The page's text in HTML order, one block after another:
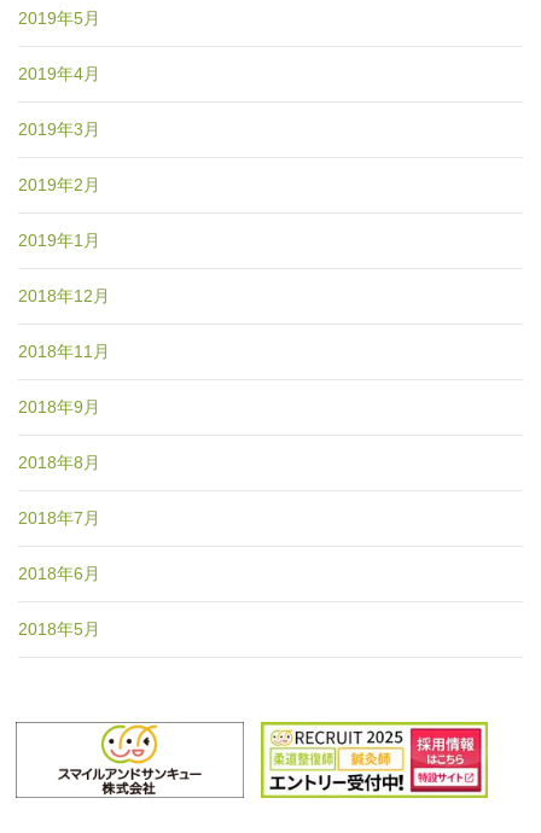
2019年5月
2019年4月
2019年3月
2019年2月
2019年1月
2018年12月
2018年11月
2018年9月
2018年8月
2018年7月
2018年6月
2018年5月